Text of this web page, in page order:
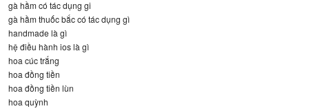
gà hầm có tác dụng gi
gà hầm thuốc bắc có tác dụng gì
handmade là gì
hệ điều hành ios là gì
hoa cúc trắng
hoa đồng tiền
hoa đồng tiền lùn
hoa quỳnh